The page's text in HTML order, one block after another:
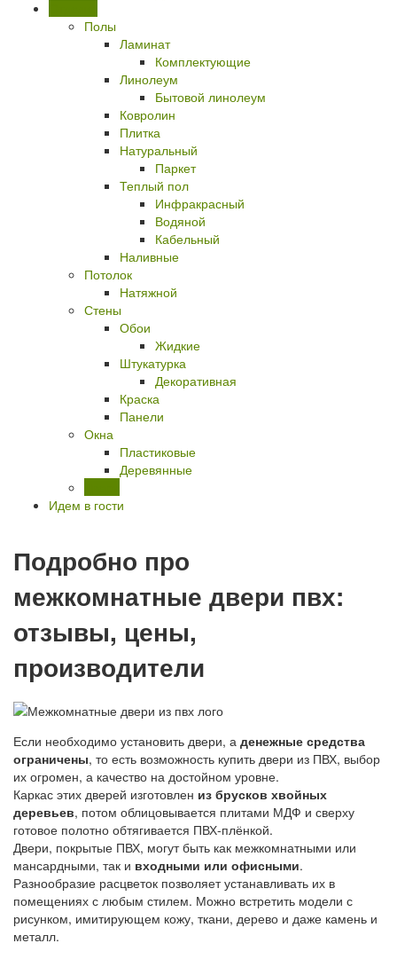
Полы
Ламинат
Комплектующие
Линолеум
Бытовой линолеум
Ковролин
Плитка
Натуральный
Паркет
Теплый пол
Инфракрасный
Водяной
Кабельный
Наливные
Потолок
Натяжной
Стены
Обои
Жидкие
Штукатурка
Декоративная
Краска
Панели
Окна
Пластиковые
Деревянные
Идем в гости
Подробно про
межкомнатные двери пвх:
отзывы, цены,
производители
Если необходимо установить двери, а денежные средства
ограничены, то есть возможность купить двери из ПВХ, выбор
их огромен, а качество на достойном уровне.
Каркас этих дверей изготовлен из брусков хвойных
деревьев, потом облицовывается плитами МДФ и сверху
готовое полотно обтягивается ПВХ-плёнкой.
Двери, покрытые ПВХ, могут быть как межкомнатными или
мансардными, так и входными или офисными.
Разнообразие расцветок позволяет устанавливать их в
помещениях с любым стилем. Можно встретить модели с
рисунком, имитирующем кожу, ткани, дерево и даже камень и
металл.